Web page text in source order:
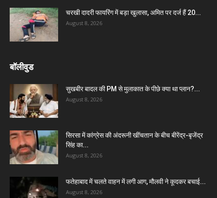
चरखी दादरी फायरिंग में बड़ा खुलासा, अमित पर दर्ज हैं 20...
August 8, 2026
बॉलीवुड
सुखबीर बादल की PM से मुलाकात के पीछे क्या था प्लान?...
August 8, 2026
सिरसा में कांग्रेस की अंदरूनी खींचतान के बीच बीरेंद्र-बृजेंद्र
सिंह का...
August 8, 2026
फतेहाबाद में चलते वाहन में लगी आग, मौलवी ने कूदकर बचाई...
August 8, 2026